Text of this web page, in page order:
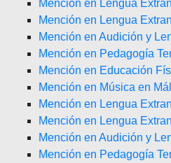
Mención en Lengua
Mención en Lengua
Mención en Audición y
Mención en Pedagogía
Mención en Educación
Mención en Música en
Mención en Lengua
Mención en Lengua
Mención en Audición y
Mención en Pedagogía